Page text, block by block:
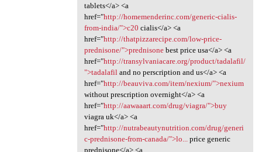
tablets</a> <a
href="http://homemenderinc.com/generic-cialis-
from-india/">c20 cialis</a> <a
href="http://thatpizzarecipe.com/low-price-
prednisone/">prednisonebest price usa</a> <a
href="http://transylvaniacare.org/product/tadalafil/
">tadalafil and no perscription and us</a> <a
href="http://beauviva.com/item/nexium/">nexium
without prescription overnight</a> <a
href="http://aawaaart.com/drug/viagra/">buy
viagra uk</a> <a
href="http://nutrabeautynutrition.com/drug/generi
c-prednisone-from-canada/">lo...
price generic
prednisone</a> <a